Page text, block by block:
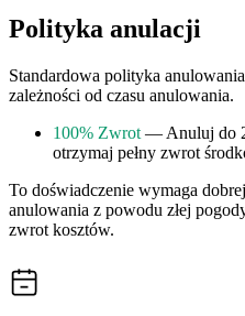
Polityka anulacji
Standardowa polityka
zależności od czasu anulowania.
100% Zwrot — Anuluj do
otrzymaj pełny zwrot
To doświadczenie wymaga
anulowania z powodu złej
zwrot kosztów.